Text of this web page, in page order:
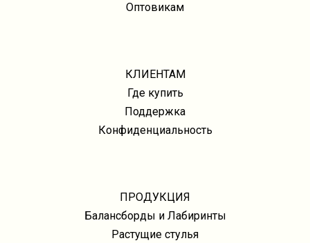
Оптовикам
КЛИЕНТАМ
Где купить
Поддержка
Конфиденциальность
ПРОДУКЦИЯ
Балансборды и Лабиринты
Растущие стулья